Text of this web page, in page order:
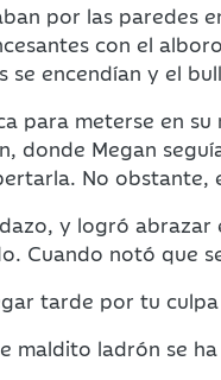
por las paredes
con el
encendían y el
para meterse en
donde Megan
No
y logró
Cuando notó que
tarde por tu
maldito ladrón se